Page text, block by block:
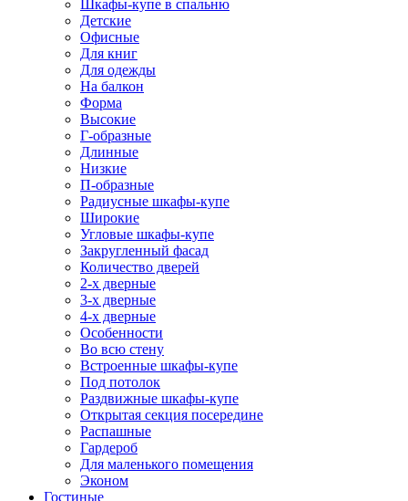
Шкафы-купе в спальню
Детские
Офисные
Для книг
Для одежды
На балкон
Форма
Высокие
Г-образные
Длинные
Низкие
П-образные
Радиусные шкафы-купе
Широкие
Угловые шкафы-купе
Закругленный фасад
Количество дверей
2-х дверные
3-х дверные
4-х дверные
Особенности
Во всю стену
Встроенные шкафы-купе
Под потолок
Раздвижные шкафы-купе
Открытая секция посередине
Распашные
Гардероб
Для маленького помещения
Эконом
Гостиные